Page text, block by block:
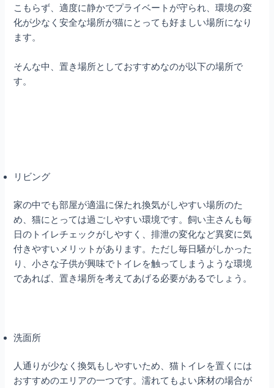
こもらず、適度に静かでプライベートが守られ、環境の変
化が少なく安全な場所が猫にとっても好ましい場所になり
ます。
そんな中、置き場所としておすすめなのが以下の場所で
す。
リビング
家の中でも部屋が適温に保たれ換気がしやすい場所のた
め、猫にとっては過ごしやすい環境です。飼い主さんも毎
日のトイレチェックがしやすく、排泄の変化など異変に気
付きやすいメリットがあります。ただし毎日騒がしかった
り、小さな子供が興味でトイレを触ってしまうような環境
であれば、置き場所を考えてあげる必要があるでしょう。
洗面所
人通りが少なく換気もしやすいため、猫トイレを置くには
おすすめのエリアの一つです。濡れてもよい床材の場合が